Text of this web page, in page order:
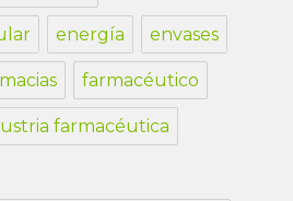
energía envases
farmacéutico
farmacéutica